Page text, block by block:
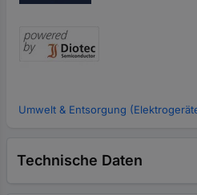
Umwelt & Entsorgung
Technische Daten